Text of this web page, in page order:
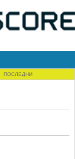
ПОСЛЕДНИ